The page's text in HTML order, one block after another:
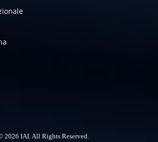
2026 IAI. All Rights Reserved.